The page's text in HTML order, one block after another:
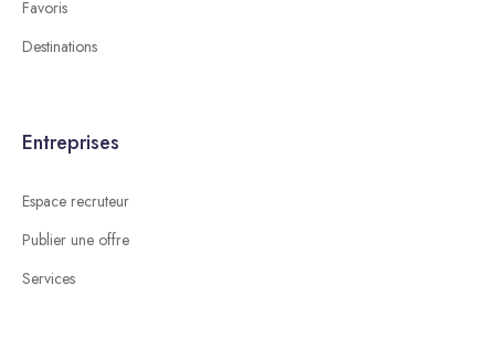
Favoris
Destinations
Entreprises
Espace recruteur
Publier une offre
Services